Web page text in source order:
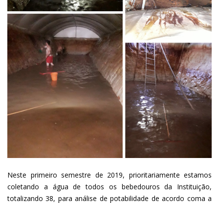
Neste primeiro semestre de 2019, prioritariamente estamos
coletando a água de todos os bebedouros da Instituição,
totalizando 38, para análise de potabilidade de acordo coma a